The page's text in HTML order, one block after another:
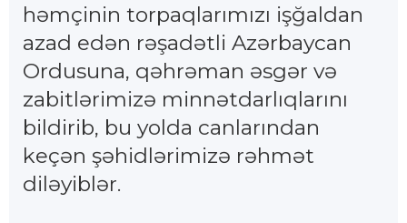
həmçinin torpaqlarımızı işğaldan
azad edən rəşadətli Azərbaycan
Ordusuna, qəhrəman əsgər və
zabitlərimizə minnətdarlıqlarını
bildirib, bu yolda canlarından
keçən şəhidlərimizə rəhmət
diləyiblər.